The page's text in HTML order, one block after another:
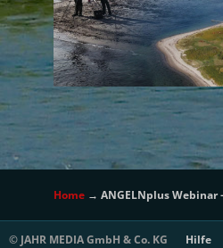
Home → ANGELNplus Webinar
© JAHR MEDIA GmbH & Co. KG Hilfe